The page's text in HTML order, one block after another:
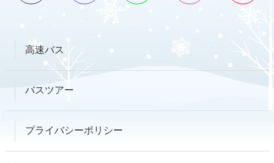
高速バス
バスツアー
プライバシーポリシー